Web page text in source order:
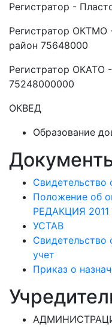
Регистратор -
Регистратор ОКТМО
район 75648000
Регистратор ОКАТО
75248000000
ОКВЕД
Образование
Положение об
РЕДАКЦИЯ 2011
УСТАВ
Свидетельство
учет
Приказ о